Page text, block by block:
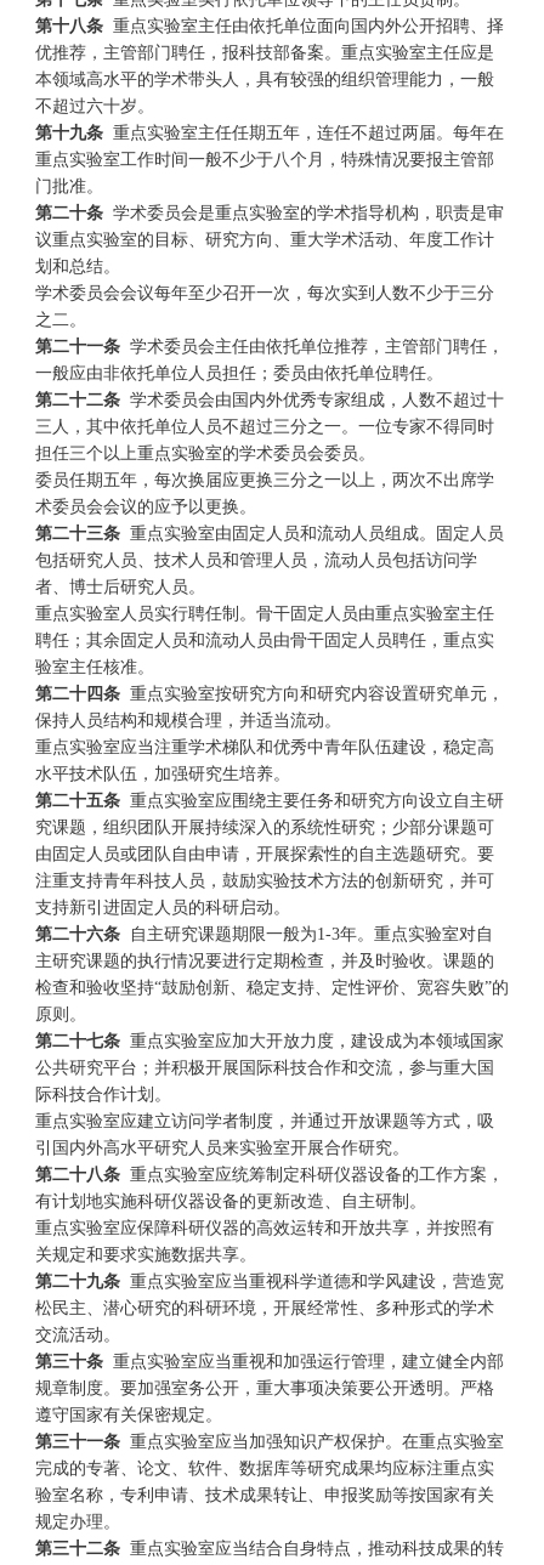
第十八条重点实验室主任由依托单位面向国内外公开招聘、择
优推荐，主管部门聘任，报科技部备案。重点实验室主任应是
本领域高水平的学术带头人，具有较强的组织管理能力，一般
不超过六十岁。
第十九条重点实验室主任任期五年，连任不超过两届。每年在
重点实验室工作时间一般不少于八个月，特殊情况要报主管部
门批准。
第二十条学术委员会是重点实验室的学术指导机构，职责是审
议重点实验室的目标、研究方向、重大学术活动、年度工作计
划和总结。
学术委员会会议每年至少召开一次，每次实到人数不少于三分
之二。
第二十一条学术委员会主任由依托单位推荐，主管部门聘任，
一般应由非依托单位人员担任；委员由依托单位聘任。
第二十二条学术委员会由国内外优秀专家组成，人数不超过十
三人，其中依托单位人员不超过三分之一。一位专家不得同时
担任三个以上重点实验室的学术委员会委员。
委员任期五年，每次换届应更换三分之一以上，两次不出席学
术委员会会议的应予以更换。
第二十三条重点实验室由固定人员和流动人员组成。固定人员
包括研究人员、技术人员和管理人员，流动人员包括访问学
者、博士后研究人员。
重点实验室人员实行聘任制。骨干固定人员由重点实验室主任
聘任；其余固定人员和流动人员由骨干固定人员聘任，重点实
验室主任核准。
第二十四条重点实验室按研究方向和研究内容设置研究单元，
保持人员结构和规模合理，并适当流动。
重点实验室应当注重学术梯队和优秀中青年队伍建设，稳定高
水平技术队伍，加强研究生培养。
第二十五条重点实验室应围绕主要任务和研究方向设立自主研
究课题，组织团队开展持续深入的系统性研究；少部分课题可
由固定人员或团队自由申请，开展探索性的自主选题研究。要
注重支持青年科技人员，鼓励实验技术方法的创新研究，并可
支持新引进固定人员的科研启动。
第二十六条
自主研究课题期限一般为1-3年。重点实验室对自
主研究课题的执行情况要进行定期检查，并及时验收。课题的
检查和验收坚持“鼓励创新、稳定支持、定性评价、宽容失败”的
原则。
第二十七条重点实验室应加大开放力度，建设成为本领域国家
公共研究平台；并积极开展国际科技合作和交流，参与重大国
际科技合作计划。
重点实验室应建立访问学者制度，并通过开放课题等方式，吸
引国内外高水平研究人员来实验室开展合作研究。
第二十八条重点实验室应统筹制定科研仪器设备的工作方案，
有计划地实施科研仪器设备的更新改造、自主研制。
重点实验室应保障科研仪器的高效运转和开放共享，并按照有
关规定和要求实施数据共享。
第二十九条重点实验室应当重视科学道德和学风建设，营造宽
松民主、潜心研究的科研环境，开展经常性、多种形式的学术
交流活动。
第三十条重点实验室应当重视和加强运行管理，建立健全内部
规章制度。要加强室务公开，重大事项决策要公开透明。严格
遵守国家有关保密规定。
第三十一条重点实验室应当加强知识产权保护。在重点实验室
完成的专著、论文、软件、数据库等研究成果均应标注重点实
验室名称，专利申请、技术成果转让、申报奖励等按国家有关
规定办理。
第三十二条重点实验室应当结合自身特点，推动科技成果的转